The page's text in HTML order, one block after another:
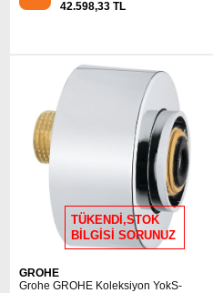
42.598,33 TL
TÜKENDİ,STOK
BİLGİSİ SORUNUZ
GROHE
Grohe GROHE Koleksiyon YokS-